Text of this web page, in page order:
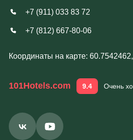
+7 (911) 033 83 72
+7 (812) 667-80-06
Координаты на карте:
101Hotels.com 9.4 Очень